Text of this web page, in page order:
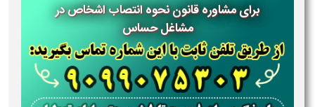
برای مشاوره قانون نحوه انتصاب اشخاص در
مشاغل حساس